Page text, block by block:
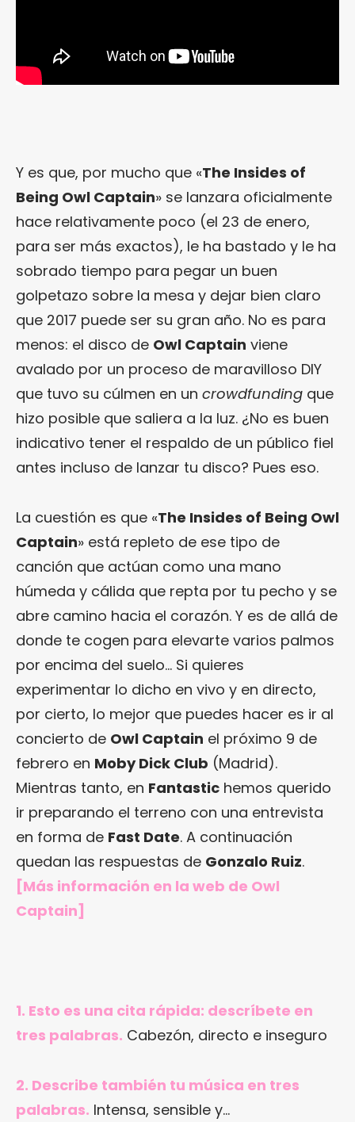
Y es que, por mucho que «The Insides of
Being Owl Captain» se lanzara oficialmente
hace relativamente poco (el 23 de enero,
para ser más exactos), le ha bastado y le ha
sobrado tiempo para pegar un buen
golpetazo sobre la mesa y dejar bien claro
que 2017 puede ser su gran año. No es para
menos: el disco de Owl Captain viene
avalado por un proceso de maravilloso DIY
que tuvo su cúlmen en un crowdfunding que
hizo posible que saliera a la luz. ¿No es buen
indicativo tener el respaldo de un público fiel
antes incluso de lanzar tu disco? Pues eso.
La cuestión es que «The Insides of Being Owl
Captain» está repleto de ese tipo de
canción que actúan como una mano
húmeda y cálida que repta por tu pecho y se
abre camino hacia el corazón. Y es de allá de
donde te cogen para elevarte varios palmos
por encima del suelo… Si quieres
experimentar lo dicho en vivo y en directo,
por cierto, lo mejor que puedes hacer es ir al
concierto de Owl Captain el próximo 9 de
febrero en Moby Dick Club (Madrid).
Mientras tanto, en Fantastic hemos querido
ir preparando el terreno con una entrevista
en forma de Fast Date. A continuación
quedan las respuestas de Gonzalo Ruiz.
[Más información en la web de Owl
Captain]
1. Esto es una cita rápida: descríbete en
tres palabras. Cabezón, directo e inseguro
2. Describe también tu música en tres
palabras. Intensa, sensible y…